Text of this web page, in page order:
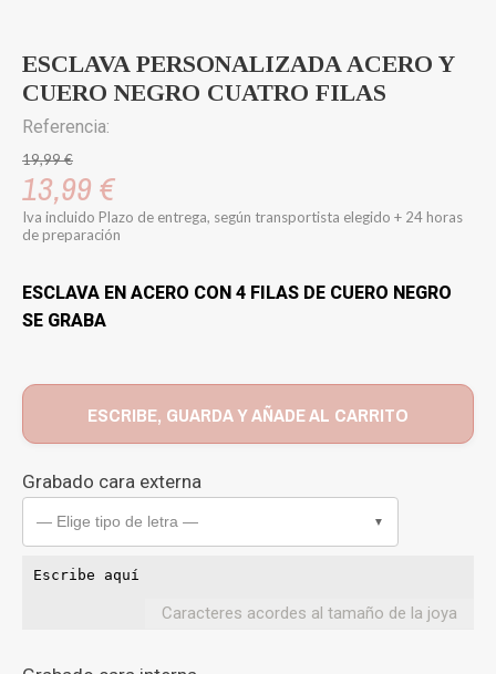
ESCLAVA PERSONALIZADA ACERO Y
CUERO NEGRO CUATRO FILAS
Referencia:
19,99 €
13,99 €
Iva incluido Plazo de entrega, según transportista elegido + 24 horas
de preparación
ESCLAVA EN ACERO CON 4 FILAS DE CUERO NEGRO
SE GRABA
ESCRIBE, GUARDA Y AÑADE AL CARRITO
Grabado cara externa
— Elige tipo de letra — ▼
Caracteres acordes al tamaño de la joya